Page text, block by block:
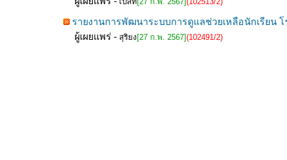
รายงานการพัฒนาระบบการดูแลช่วยเหลือนักเรียน
ผู้เผยแพร่ - สุริยง [27 ก.พ. 2567](102491/2)